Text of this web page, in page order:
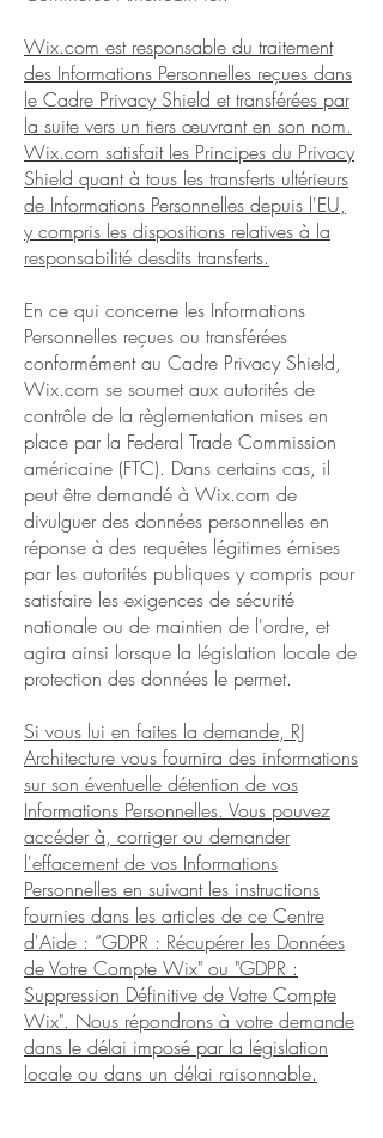
Wix.com est responsable du traitement
des Informations Personnelles reçues dans
le Cadre Privacy Shield et transférées par
la suite vers un tiers œuvrant en son nom.
Wix.com satisfait les Principes du Privacy
Shield quant à tous les transferts ultérieurs
de Informations Personnelles depuis l'EU,
y compris les dispositions relatives à la
responsabilité desdits transferts.
En ce qui concerne les Informations
Personnelles reçues ou transférées
conformément au Cadre Privacy Shield,
Wix.com se soumet aux autorités de
contrôle de la règlementation mises en
place par la Federal Trade Commission
américaine (FTC). Dans certains cas, il
peut être demandé à Wix.com de
divulguer des données personnelles en
réponse à des requêtes légitimes émises
par les autorités publiques y compris pour
satisfaire les exigences de sécurité
nationale ou de maintien de l'ordre, et
agira ainsi lorsque la législation locale de
protection des données le permet.
Si vous lui en faites la demande, RJ
Architecture vous fournira des informations
sur son éventuelle détention de vos
Informations Personnelles. Vous pouvez
accéder à, corriger ou demander
l'effacement de vos Informations
Personnelles en suivant les instructions
fournies dans les articles de ce Centre
d'Aide : “GDPR : Récupérer les Données
de Votre Compte Wix" ou "GDPR :
Suppression Définitive de Votre Compte
Wix". Nous répondrons à votre demande
dans le délai imposé par la législation
locale ou dans un délai raisonnable.